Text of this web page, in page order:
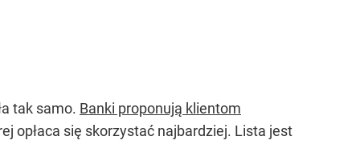
tak samo. Banki proponują klientom
opłaca się skorzystać najbardziej. Lista jest